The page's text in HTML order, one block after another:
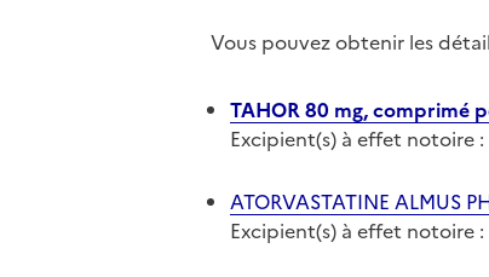
Vous pouvez obtenir les
TAHOR 80 mg, comprimé
Excipient(s) à effet notoire
ATORVASTATINE ALMUS
Excipient(s) à effet notoire